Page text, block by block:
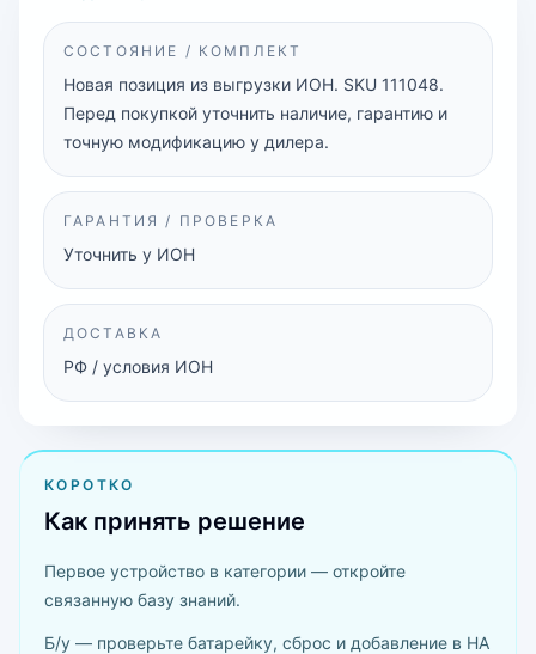
СОСТОЯНИЕ / КОМПЛЕКТ
Новая позиция из выгрузки ИОН. SKU 111048.
Перед покупкой уточнить наличие, гарантию и
точную модификацию у дилера.
ГАРАНТИЯ / ПРОВЕРКА
Уточнить у ИОН
ДОСТАВКА
РФ / условия ИОН
КОРОТКО
Как принять решение
Первое устройство в категории — откройте
связанную базу знаний.
Б/у — проверьте батарейку, сброс и добавление в HA